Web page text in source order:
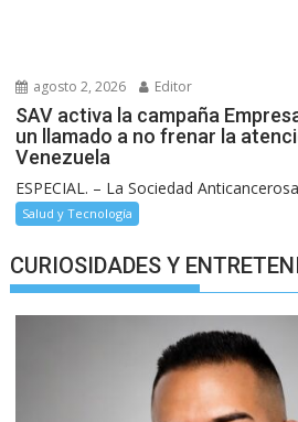
agosto 2, 2026 Editor
SAV activa la campaña
un llamado a no frenar la
Venezuela
ESPECIAL. – La Sociedad
Salud y Tecnología
CURIOSIDADES Y